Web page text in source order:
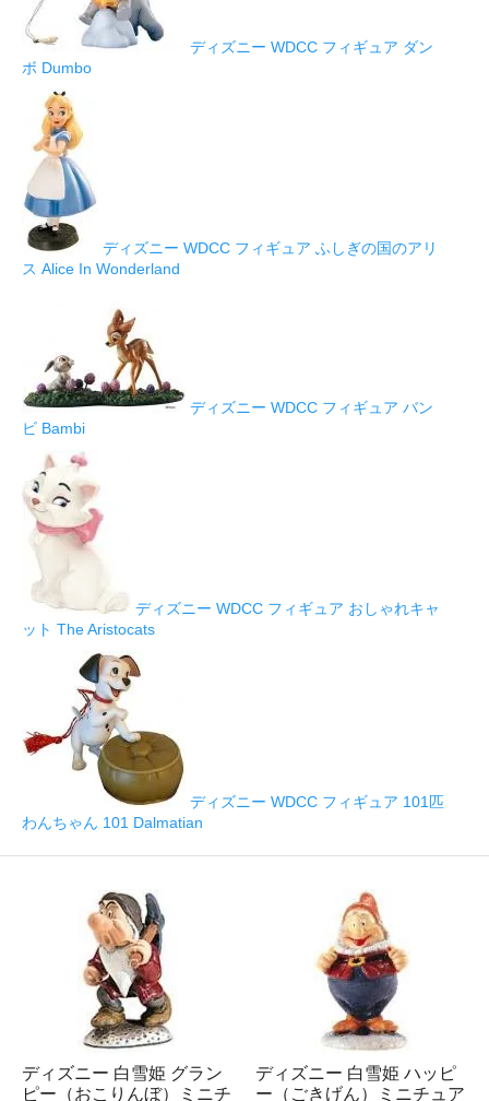
ディズニー WDCC フィギュア ダン
ボ Dumbo
ディズニー WDCC フィギュア ふしぎの国のアリ
ス Alice In Wonderland
ディズニー WDCC フィギュア バン
ビ Bambi
ディズニー WDCC フィギュア おしゃれキャ
ット The Aristocats
ディズニー WDCC フィギュア 101匹
わんちゃん 101 Dalmatian
ディズニー 白雪姫 グラン
ピー（おこりんぼ）ミニチ
ディズニー 白雪姫 ハッピ
ー（ごきげん）ミニチュア